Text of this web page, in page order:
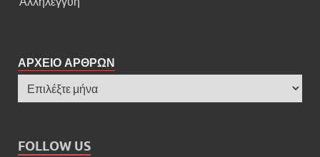
ΑΡΧΕΙΟ ΑΡΘΡΩΝ
FOLLOW US